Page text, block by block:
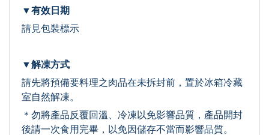
▼有效日期
請見包裝標示
▼解凍方式
請先將預備要料理之肉品在未拆封前，置於冰箱冷藏
室自然解凍。
＊勿將產品反覆回溫、冷凍以免影響品質，產品開封
後請一次食用完畢，以免因儲存不當而影響品質。